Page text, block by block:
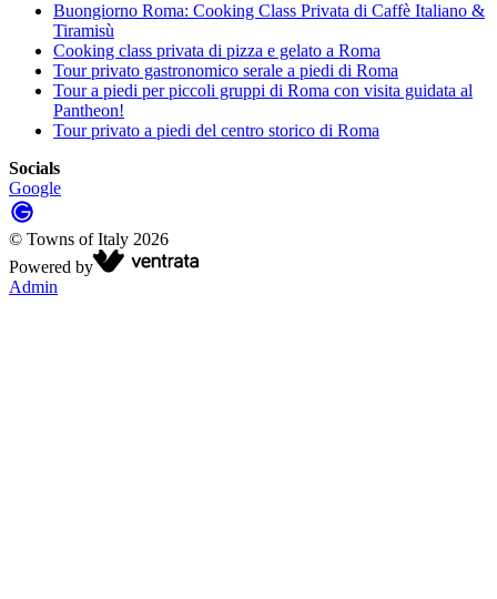
Buongiorno Roma: Cooking Class Privata di Caffè Italiano &
Tiramisù
Cooking class privata di pizza e gelato a Roma
Tour privato gastronomico serale a piedi di Roma
Tour a piedi per piccoli gruppi di Roma con visita guidata al
Pantheon!
Tour privato a piedi del centro storico di Roma
Socials
Google
© Towns of Italy 2026
Powered by
Admin